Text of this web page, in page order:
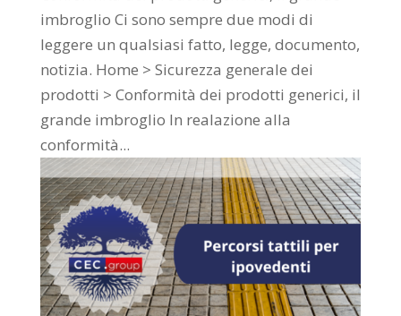
imbroglio Ci sono sempre due modi di
leggere un qualsiasi fatto, legge, documento,
notizia. Home > Sicurezza generale dei
prodotti > Conformità dei prodotti generici, il
grande imbroglio In realazione alla
conformità...